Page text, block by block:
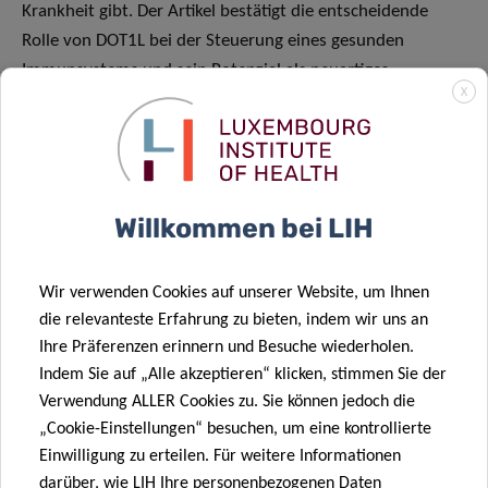
Krankheit gibt. Der Artikel bestätigt die entscheidende
Rolle von DOT1L bei der Steuerung eines gesunden
Immunsystems und sein Potenzial als neuartiges
therapeutisches Ziel für immunbezogene Krankheiten. «
Ein
tieferes Verständnis der immunmodulatorischen
Funktionen von DOT1L könnte daher den Weg für
innovative therapeutische Ansätze ebnen, mit denen die
Immunantwort fein abgestimmt werden kann, um die
Wir wollen nun auf diesem Wissen aufbauen,
um die Rolle aller epigenetischen
Modifikatoren wie DOT1L in NK-Zellen mit Hilfe
neuartiger in vivo-Screening-Techniken zu
X
Willkommen bei LIH
Wir verwenden Cookies auf unserer Website, um Ihnen
die relevanteste Erfahrung zu bieten, indem wir uns an
Ihre Präferenzen erinnern und Besuche wiederholen.
Indem Sie auf „Alle akzeptieren“ klicken, stimmen Sie der
Verwendung ALLER Cookies zu. Sie können jedoch die
„Cookie-Einstellungen“ besuchen, um eine kontrollierte
Einwilligung zu erteilen. Für weitere Informationen
darüber, wie LIH Ihre personenbezogenen Daten